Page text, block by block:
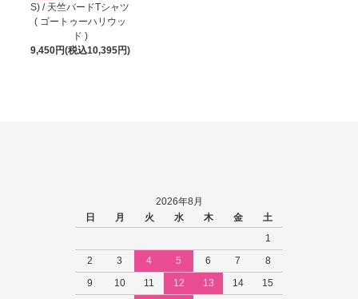
S) / 天竺バードTシャツ
( ゴートゥーハリウッ
ド )
9,450円(税込10,395円)
2026年8月
日
月 火 水 木 金
土
1
2
3 4 5 6 7
8
9
10 11 12 13 14
15